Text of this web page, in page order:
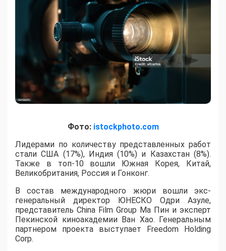
Фото: istockphoto.com
Лидерами по количеству представленных работ
стали США (17%), Индия (10%) и Казахстан (8%).
Также в топ-10 вошли Южная Корея, Китай,
Великобритания, Россия и Гонконг.
В состав международного жюри вошли экс-
генеральный директор ЮНЕСКО Одри Азуле,
представитель China Film Group Ма Пин и эксперт
Пекинской киноакадемии Ван Хао. Генеральным
партнером проекта выступает Freedom Holding
Corp.